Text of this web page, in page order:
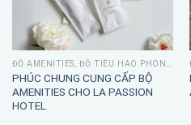
PHÚC CHUNG CUNG CẤP BỘ
AMENITIES CHO LA PASSION
HOTEL